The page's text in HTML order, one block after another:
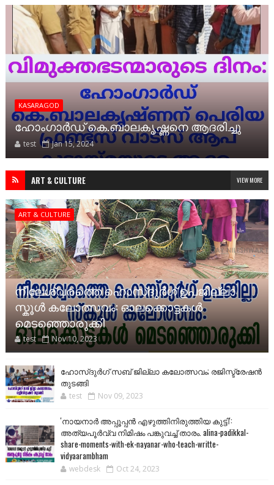
KASARAGOD
ഹോംഗാർഡ് കെ.ബാലകൃഷ്ണനെ ആദരിച്ചു
test Jan 15, 2024
ART & CULTURE VIEW MORE
ART & CULTURE
നീലേശ്വരത്തെ ഹൊസ്ദുർഗ് ഉപജില്ലാ
സ്കൂൾ കലോത്സവം: ഓലക്കൊട്ടകൾ
മെടഞ്ഞൊരുക്കി
test Nov 10, 2023
ഹോസ്ദുർഗ് സബ് ജില്ലാ കലോത്സവം; രജിസ്ട്രേഷൻ
തുടങ്ങി
test Nov 09, 2023
'നായനാര്‍ അപ്പൂപ്പന്‍ എഴുത്തിനിരുത്തിയ കുട്ടി':
അത്യപൂര്‍വ്വ നിമിഷം പങ്കുവച്ച് താരം. alina-padikkal-
share-moments-with-ek-nayanar-who-teach-writte-
vidyaarambham
webdesk Oct 24, 2023